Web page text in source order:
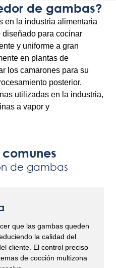
de gambas?
en la industria alimentaria
para cocinar
y uniforme a gran
en plantas de
los camarones para su
posterior.
utilizadas en la industria,
a vapor y
comunes
de gambas
que las gambas queden
la calidad del
cliente. El control preciso
de cocción multizona